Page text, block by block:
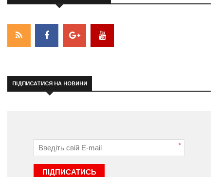
ПІДПИСАТИСЯ НА НОВИНИ
*
ПІДПИСАТИСЬ